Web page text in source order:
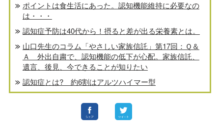
ポイントは食生活にあった。認知機能維持に必要なの
は・・・
認知症予防は40代から！摂ると差が出る栄養素とは。
山口先生のコラム「やさしい家族信託」第17回：Ｑ＆
Ａ 外出自粛で、認知機能の低下が心配。家族信託、
遺言、後見、今できることが知りたい
認知症とは? 約6割はアルツハイマー型